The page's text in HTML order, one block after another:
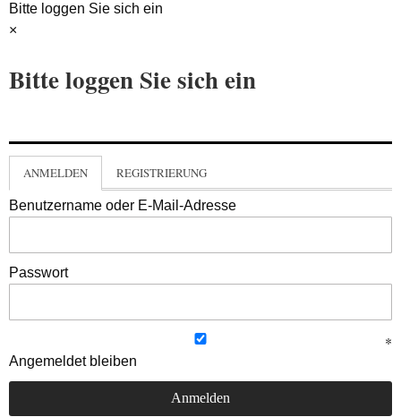
Bitte loggen Sie sich ein
×
Bitte loggen Sie sich ein
ANMELDEN REGISTRIERUNG
Benutzername oder E-Mail-Adresse
Passwort
Angemeldet bleiben